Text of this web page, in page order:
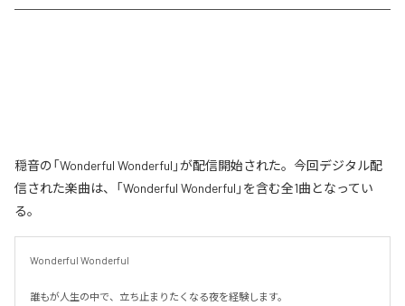
穏音の「Wonderful Wonderful」が配信開始された。今回デジタル配
信された楽曲は、「Wonderful Wonderful」を含む全1曲となってい
る。
Wonderful Wonderful
誰もが人生の中で、立ち止まりたくなる夜を経験します。